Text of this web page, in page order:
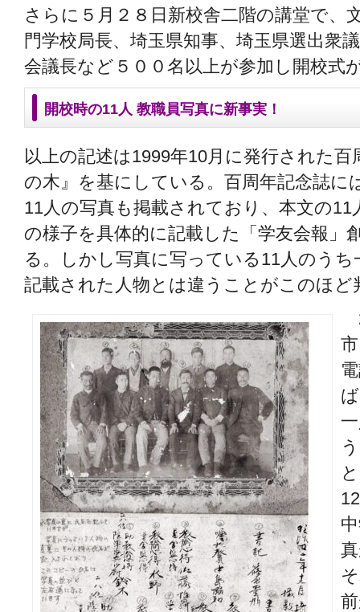
さらに５月２８日新校舎二階の講堂で、
門学校局長、埼玉県知事、埼玉県選出衆
会議長など５００名以上が参加し開校式
開校時の11人 教職員写真に新事実！
以上の記述は1999年10月に発行された百
の木』を基にしている。百周年記念誌に
11人の写真も掲載されており、本文の11
の様子を具体的に記載した「学友会報」
る。しかし写真に写っている11人のう
記載された人物とは違うことがこのほど